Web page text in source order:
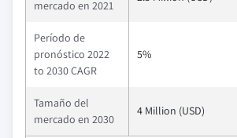
mercado en 2021
Período de
pronóstico 2022
to 2030 CAGR
5%
Tamaño del
mercado en 2030
4 Million (USD)